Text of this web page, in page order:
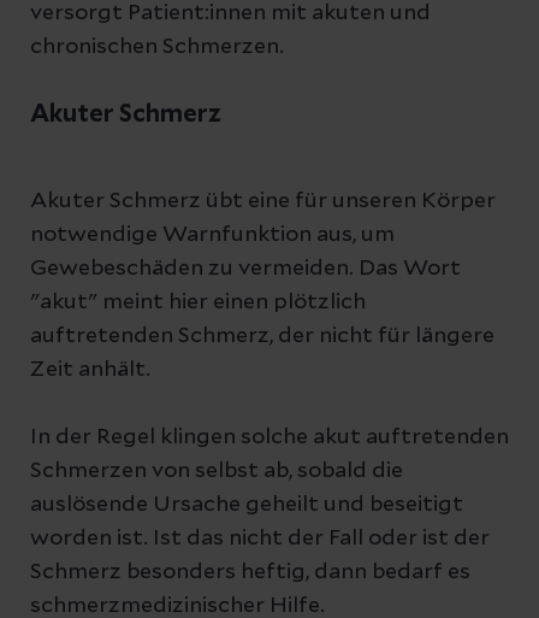
versorgt Patient:innen mit akuten und
chronischen Schmerzen.
Akuter Schmerz
Akuter Schmerz übt eine für unseren Körper
notwendige Warnfunktion aus, um
Gewebeschäden zu vermeiden. Das Wort
"akut" meint hier einen plötzlich
auftretenden Schmerz, der nicht für längere
Zeit anhält.
In der Regel klingen solche akut auftretenden
Schmerzen von selbst ab, sobald die
auslösende Ursache geheilt und beseitigt
worden ist. Ist das nicht der Fall oder ist der
Schmerz besonders heftig, dann bedarf es
schmerzmedizinischer Hilfe.